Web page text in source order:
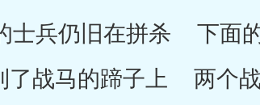
仍旧在拼杀 下面的
战马的蹄子上 两个战